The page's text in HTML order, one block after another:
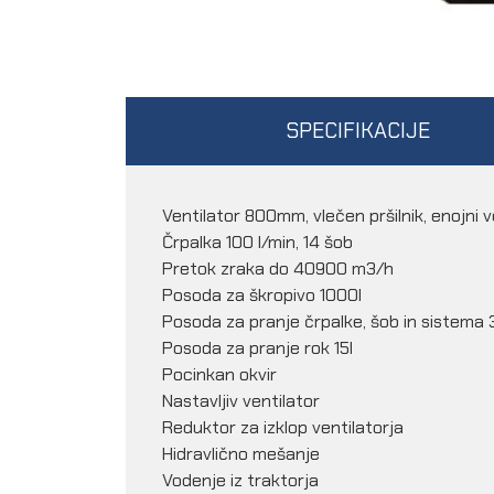
SPECIFIKACIJE
Ventilator 800mm, vlečen pršilnik, enojni
Črpalka 100 l/min, 14 šob
Pretok zraka do 40900 m3/h
Posoda za škropivo 1000l
Posoda za pranje črpalke, šob in sistema
Posoda za pranje rok 15l
Pocinkan okvir
Nastavljiv ventilator
Reduktor za izklop ventilatorja
Hidravlično mešanje
Vodenje iz traktorja